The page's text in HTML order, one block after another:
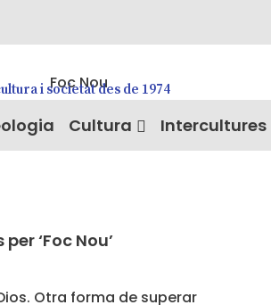
i societat des de 1974
Cultura Intercultures
‘Foc Nou’
Otra forma de superar